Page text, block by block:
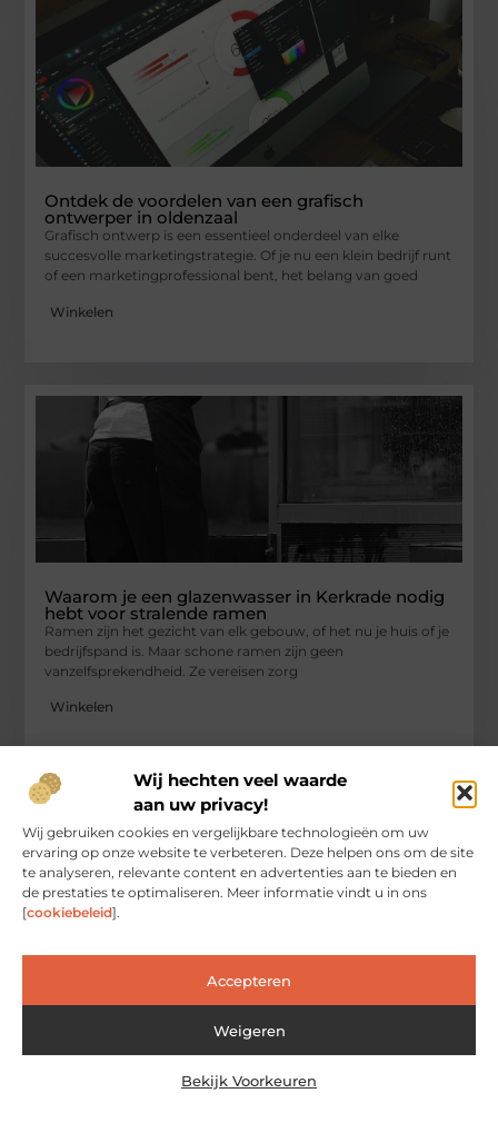
Wij hechten veel waarde
aan uw privacy!
Wij gebruiken cookies en vergelijkbare technologieën om uw
ervaring op onze website te verbeteren. Deze helpen ons om de site
te analyseren, relevante content en advertenties aan te bieden en
de prestaties te optimaliseren. Meer informatie vindt u in ons
[cookiebeleid].
Accepteren
Weigeren
Bekijk Voorkeuren
Ontdek de voordelen van een grafisch
ontwerper in oldenzaal
Grafisch ontwerp is een essentieel onderdeel van elke
succesvolle marketingstrategie. Of je nu een klein bedrijf runt
of een marketingprofessional bent, het belang van goed
Winkelen
Waarom je een glazenwasser in Kerkrade nodig
hebt voor stralende ramen
Ramen zijn het gezicht van elk gebouw, of het nu je huis of je
bedrijfspand is. Maar schone ramen zijn geen
vanzelfsprekendheid. Ze vereisen zorg
Winkelen
Ontdek professionele glaszetters in maassluis
voor al uw glasbehoeften
Het hebben van hoogwaardige glasdiensten in Maassluis is
esthetische voordelen, maar